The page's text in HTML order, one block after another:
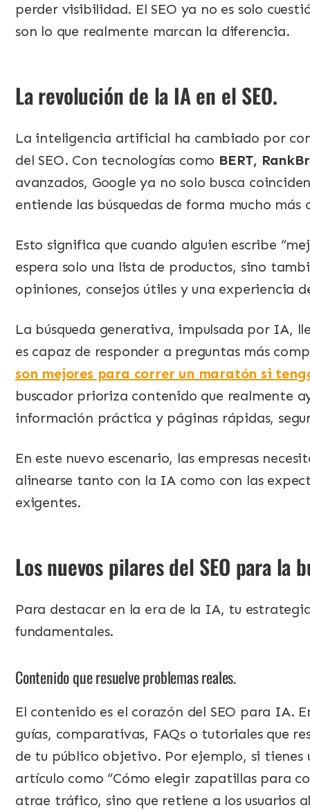
perder visibilidad. El SEO ya no es solo
son lo que realmente marcan la diferencia.
La revolución de la IA en el SEO.
La inteligencia artificial ha cambiado por
del SEO. Con tecnologías como BERT,
avanzados, Google ya no solo busca
entiende las búsquedas de forma mucho
Esto significa que cuando alguien escribe
espera solo una lista de productos, sino
opiniones, consejos útiles y una experiencia
La búsqueda generativa, impulsada por IA,
es capaz de responder a preguntas más
son mejores para correr un maratón si
buscador prioriza contenido que realmente
información práctica y páginas rápidas,
En este nuevo escenario, las empresas
alinearse tanto con la IA como con las
exigentes.
Los nuevos pilares del SEO para la
Para destacar en la era de la IA, tu
fundamentales.
Contenido que resuelve problemas reales.
El contenido es el corazón del SEO para IA.
guías, comparativas, FAQs o tutoriales que
de tu público objetivo. Por ejemplo, si
artículo como “Cómo elegir zapatillas para
atrae tráfico, sino que retiene a los usuarios